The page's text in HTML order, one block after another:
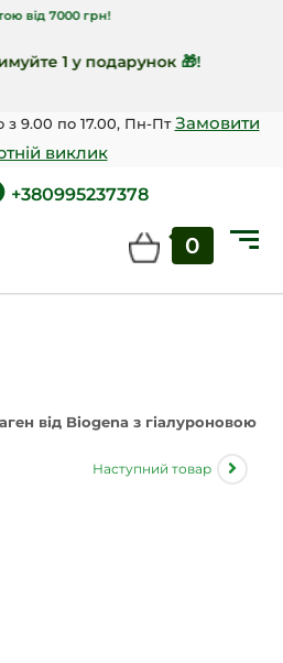
грн!
у подарунок🎁!
9.00 по 17.00, Пн-ПтЗамовити
виклик
+380995237378
0
від Biogena з гіалуроновою
Наступний товар